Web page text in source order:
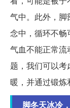
气中。此外，
念中，循环不
气血不能正常
题，我们可以
暖，并通过锻炼
脚冬天冰冷